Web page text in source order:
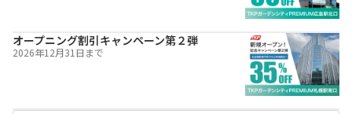
オープニング割引キャンペーン第２弾
2026年12月31日まで